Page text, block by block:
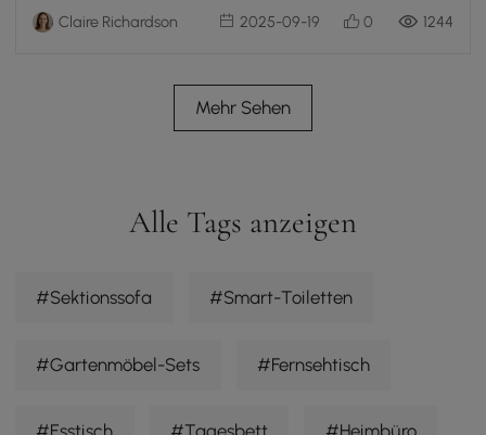
Claire Richardson 2025-09-19 0 1244
Mehr Sehen
Alle Tags anzeigen
#Sektionssofa #Smart-Toiletten
#Gartenmöbel-Sets #Fernsehtisch